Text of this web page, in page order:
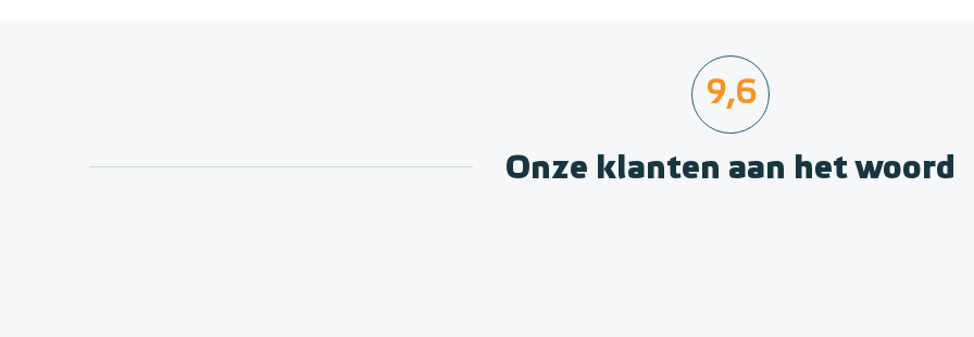
9,6
Onze klanten aan het woord